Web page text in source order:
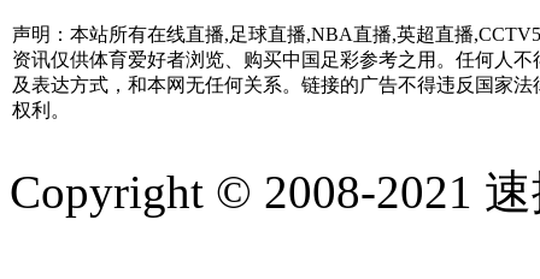
声明：本站所有在线直播,足球直播,NBA直播,英超直播
资讯仅供体育爱好者浏览、购买中国足彩参考之用。任何人
及表达方式，和本网无任何关系。链接的广告不得违反国家
权利。
Copyright © 2008-2021